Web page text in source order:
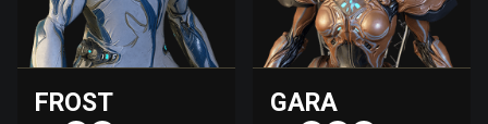
FROST GARA